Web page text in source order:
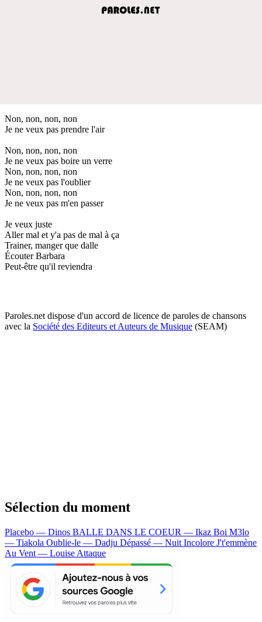
Non, non, non, non
Je ne veux pas prendre l'air
Non, non, non, non
Je ne veux pas boire un verre
Non, non, non, non
Je ne veux pas l'oublier
Non, non, non, non
Je ne veux pas m'en passer
Je veux juste
Aller mal et y'a pas de mal à ça
Trainer, manger que dalle
Écouter Barbara
Peut-être qu'il reviendra
Paroles.net dispose d'un accord de licence de paroles de chansons
avec la Société des Editeurs et Auteurs de Musique (SEAM)
Sélection du moment
Placebo — Dinos BALLE DANS LE COEUR — Ikaz Boi M3lo
— Tiakola Oublie-le — Dadju Dépassé — Nuit Incolore J't'emmène
Au Vent — Louise Attaque